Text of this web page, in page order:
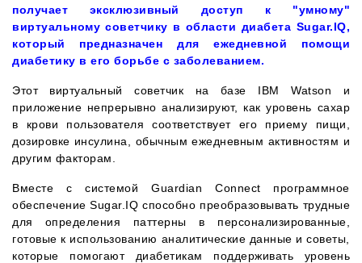
получает эксклюзивный доступ к "умному"
виртуальному советчику в области диабета Sugar.IQ,
который предназначен для ежедневной помощи
диабетику в его борьбе с заболеванием.
Этот виртуальный советчик на базе IBM Watson и
приложение непрерывно анализируют, как уровень сахар
в крови пользователя соответствует его приему пищи,
дозировке инсулина, обычным ежедневным активностям и
другим факторам.
Вместе с системой Guardian Connect программное
обеспечение Sugar.IQ способно преобразовывать трудные
для определения паттерны в персонализированные,
готовые к использованию аналитические данные и советы,
которые помогают диабетикам поддерживать уровень